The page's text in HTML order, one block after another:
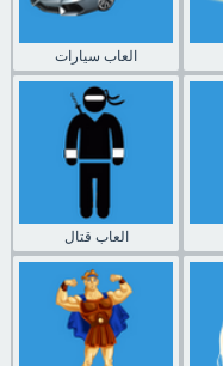
العاب سيارات
العاب قتال